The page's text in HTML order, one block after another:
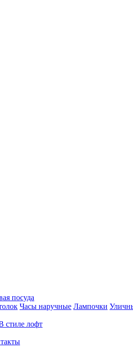
посуда
Часы наручные Лампочки
стиле лофт